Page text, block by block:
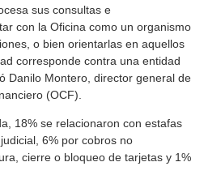
sus consultas e
con la Oficina como un organismo
o bien orientarlas en aquellos
corresponde contra una entidad
Danilo Montero, director general de
(OCF).
18% se relacionaron con estafas
6% por cobros no
cierre o bloqueo de tarjetas y 1%